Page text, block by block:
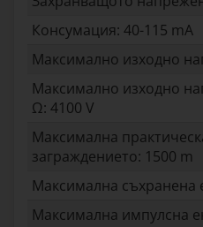
Консумация: 40-115 mA
Максимално изходно
Максимално изходно
Ω: 4100 V
Максимална
заграждението: 1500 m
Максимална съхранена
Максимална импулсна